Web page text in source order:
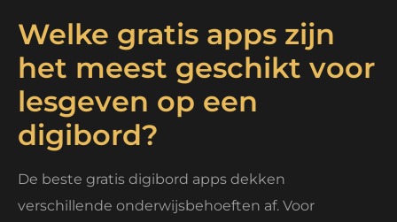
Welke gratis apps zijn
het meest geschikt voor
lesgeven op een
digibord?
De beste gratis digibord apps dekken
verschillende onderwijsbehoeften af. Voor